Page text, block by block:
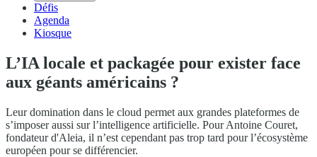
Défis
Agenda
Kiosque
L’IA locale et packagée pour exister face
aux géants américains ?
Leur domination dans le cloud permet aux grandes plateformes de
s’imposer aussi sur l’intelligence artificielle. Pour Antoine Couret,
fondateur d'Aleia, il n’est cependant pas trop tard pour l’écosystème
européen pour se différencier.